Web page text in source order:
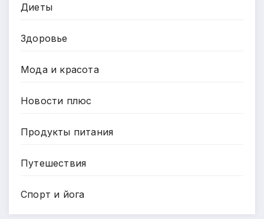
Диеты
Здоровье
Мода и красота
Новости плюс
Продукты питания
Путешествия
Спорт и йога